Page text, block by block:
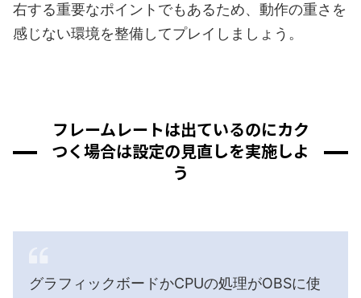
右する重要なポイントでもあるため、動作の重さを
感じない環境を整備してプレイしましょう。
フレームレートは出ているのにカク
つく場合は設定の見直しを実施しよ
う
グラフィックボードかCPUの処理がOBSに使